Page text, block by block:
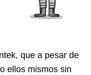
que a pesar de
ellos mismos sin